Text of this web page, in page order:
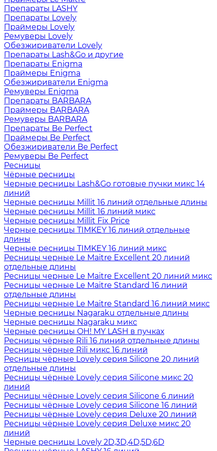
Препараты LASHY
Препараты Lovely
Праймеры Lovely
Ремуверы Lovely
Обезжириватели Lovely
Препараты Lash&Go и другие
Препараты Enigma
Праймеры Enigma
Обезжириватели Enigma
Ремуверы Enigma
Препараты BARBARA
Праймеры BARBARA
Ремуверы BARBARA
Препараты Be Perfect
Праймеры Be Perfect
Обезжириватели Be Perfect
Ремуверы Be Perfect
Ресницы
Чёрные ресницы
Черные ресницы Lash&Go готовые пучки микс 14
линий
Черные ресницы Millit 16 линий отдельные длины
Черные ресницы Millit 16 линий микс
Черные ресницы Millit Fix Price
Черные ресницы TIMKEY 16 линий отдельные
длины
Черные ресницы TIMKEY 16 линий микс
Ресницы черные Le Maitre Excellent 20 линий
отдельные длины
Ресницы черные Le Maitre Excellent 20 линий микс
Ресницы черные Le Maitre Standard 16 линий
отдельные длины
Ресницы черные Le Maitre Standard 16 линий микс
Черные ресницы Nagaraku отдельные длины
Черные ресницы Nagaraku микс
Черные ресницы OH! MY LASH в пучках
Ресницы чёрные Rili 16 линий отдельные длины
Ресницы чёрные Rili микс 16 линий
Ресницы чёрные Lovely серия Silicone 20 линий
отдельные длины
Ресницы чёрные Lovely серия Silicone микс 20
линий
Ресницы чёрные Lovely серия Silicone 6 линий
Ресницы чёрные Lovely серия Silicone 16 линий
Ресницы чёрные Lovely серия Deluxe 20 линий
Ресницы чёрные Lovely серия Deluxe микс 20
линий
Черные ресницы Lovely 2D,3D,4D,5D,6D